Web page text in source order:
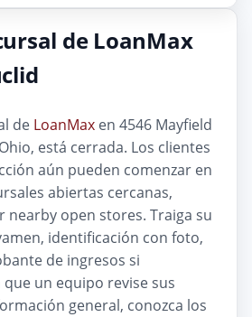
de LoanMax
de LoanMax en 4546 Mayfield
está cerrada. Los clientes
aún pueden comenzar en
abiertas cercanas,
nearby open stores. Traiga su
identificación con foto,
de ingresos si
un equipo revise sus
general, conozca los